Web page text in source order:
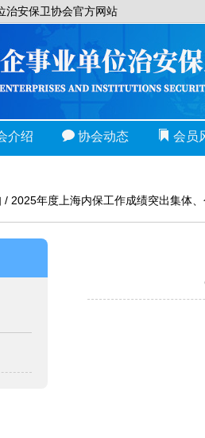
治安保卫协会官方网站
介绍 协会动态 会员
/ 2025年度上海内保工作成绩突出集体